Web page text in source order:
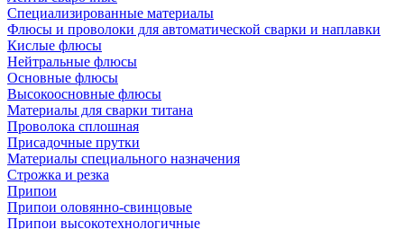
Специализированные материалы
Флюсы и проволоки для автоматической сварки и наплавки
Кислые флюсы
Нейтральные флюсы
Основные флюсы
Высокоосновные флюсы
Материалы для сварки титана
Проволока сплошная
Присадочные прутки
Материалы специального назначения
Строжка и резка
Припои
Припои оловянно-свинцовые
Припои высокотехнологичные